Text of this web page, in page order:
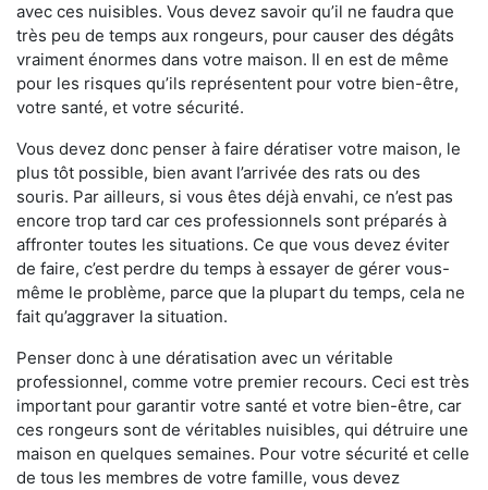
avec ces nuisibles. Vous devez savoir qu’il ne faudra que
très peu de temps aux rongeurs, pour causer des dégâts
vraiment énormes dans votre maison. Il en est de même
pour les risques qu’ils représentent pour votre bien-être,
votre santé, et votre sécurité.
Vous devez donc penser à faire dératiser votre maison, le
plus tôt possible, bien avant l’arrivée des rats ou des
souris. Par ailleurs, si vous êtes déjà envahi, ce n’est pas
encore trop tard car ces professionnels sont préparés à
affronter toutes les situations. Ce que vous devez éviter
de faire, c’est perdre du temps à essayer de gérer vous-
même le problème, parce que la plupart du temps, cela ne
fait qu’aggraver la situation.
Penser donc à une dératisation avec un véritable
professionnel, comme votre premier recours. Ceci est très
important pour garantir votre santé et votre bien-être, car
ces rongeurs sont de véritables nuisibles, qui détruire une
maison en quelques semaines. Pour votre sécurité et celle
de tous les membres de votre famille, vous devez